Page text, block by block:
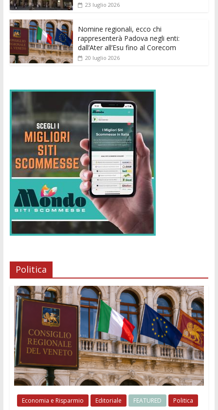
23 luglio 2026
Nomine regionali, ecco chi
rappresenterà Padova negli enti:
dall’Ater all’Esu fino al Corecom
20 luglio 2026
Politica
Economia e Risparmio Editoriale FEATURED Politica